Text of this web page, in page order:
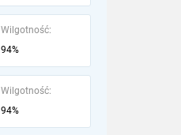
Wilgotność:
94%
Wilgotność:
94%